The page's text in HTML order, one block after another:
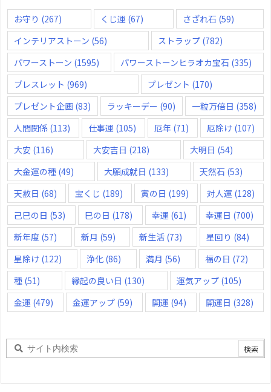
お守り (267) くじ運 (67) さざれ石 (59)
インテリアストーン (56) ストラップ(782)
パワーストーン (1595) パワーストーンヒラオカ宝石 (335)
ブレスレット (969) プレゼント (170)
プレゼント企画 (83) ラッキーデー (90) 一粒万倍日 (358)
人間関係 (113) 仕事運 (105) 厄年 (71) 厄除け (107)
大安 (116) 大安吉日 (218) 大明日 (54)
大金運の種 (49) 大願成就日 (133) 天然石 (53)
天赦日 (68) 宝くじ (189) 寅の日 (199) 対人運 (128)
己巳の日 (53) 巳の日 (178) 幸運 (61) 幸運日 (700)
新年度 (57) 新月 (59) 新生活 (73) 星回り (84)
星除け (122) 浄化 (86) 満月 (56) 福の日 (72)
種 (51) 縁起の良い日 (130) 運気アップ(105)
金運 (479) 金運アップ (59) 開運 (94) 開運日 (328)